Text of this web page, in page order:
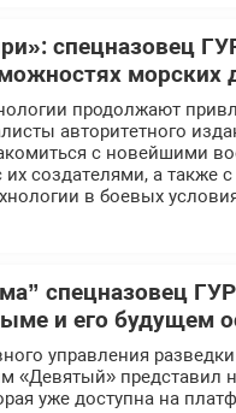
спецназовец
морских
продолжают
авторитетного
с новейшими
создателями, а также
в боевых
спецназовец
и его будущем
управления
«Девятый» представил
уже доступна на